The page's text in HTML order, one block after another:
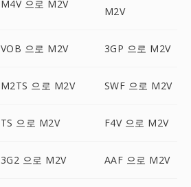
M4V 으로 M2V
M2V
VOB 으로 M2V 3GP 으로 M2V
M2TS 으로 M2V SWF 으로 M2V
TS 으로 M2V F4V 으로 M2V
3G2 으로 M2V AAF 으로 M2V